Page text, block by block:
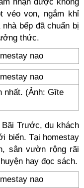
véo von, ngắm khỉ
bếp đã chuẩn bị
thức.
nhất. (Ảnh: Gȋte
Trước, du khách
biển. Tại homestay
sân vườn rộng rãi
hay đọc sách.